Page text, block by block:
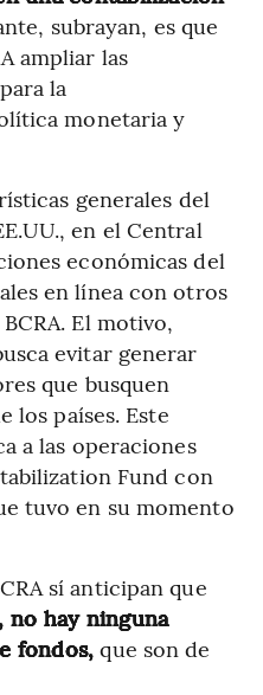
subrayan, es que
ampliar las
la
monetaria y
generales del
en el Central
económicas del
en línea con otros
El motivo,
evitar generar
que busquen
los países. Este
a las operaciones
Fund con
tuvo en su momento
sí anticipan que
no hay ninguna
fondos, que son de